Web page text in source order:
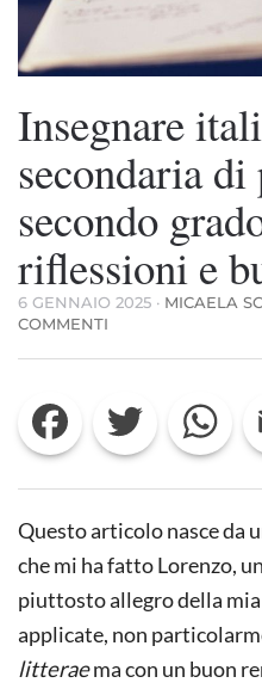
Insegnare
secondaria
secondo
riflessioni e
6 GENNAIO 2025 · MICAELA
COMMENTI
ITALIANO
SECONDARIA
DI
PRIMO
SECONDO
STEREOTIPI,
RIFLESSIONI
BUONE
Facebook Twitter
Questo articolo nasce da
che mi ha fatto Lorenzo,
piuttosto allegro della mia
applicate, non
litteraema con un buon